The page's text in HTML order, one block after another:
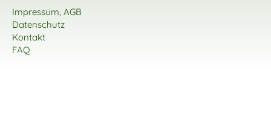
Impressum, AGB
Datenschutz
Kontakt
FAQ